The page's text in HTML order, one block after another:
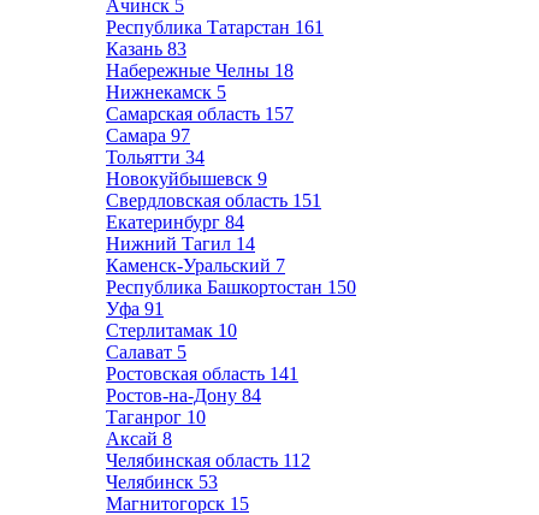
Ачинск 5
Республика Татарстан 161
Казань 83
Набережные Челны 18
Нижнекамск 5
Самарская область 157
Самара 97
Тольятти 34
Новокуйбышевск 9
Свердловская область 151
Екатеринбург 84
Нижний Тагил 14
Каменск-Уральский 7
Республика Башкортостан 150
Уфа 91
Стерлитамак 10
Салават 5
Ростовская область 141
Ростов-на-Дону 84
Таганрог 10
Аксай 8
Челябинская область 112
Челябинск 53
Магнитогорск 15